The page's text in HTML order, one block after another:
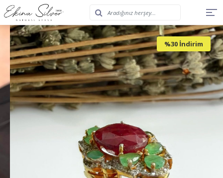
%30 İndirim